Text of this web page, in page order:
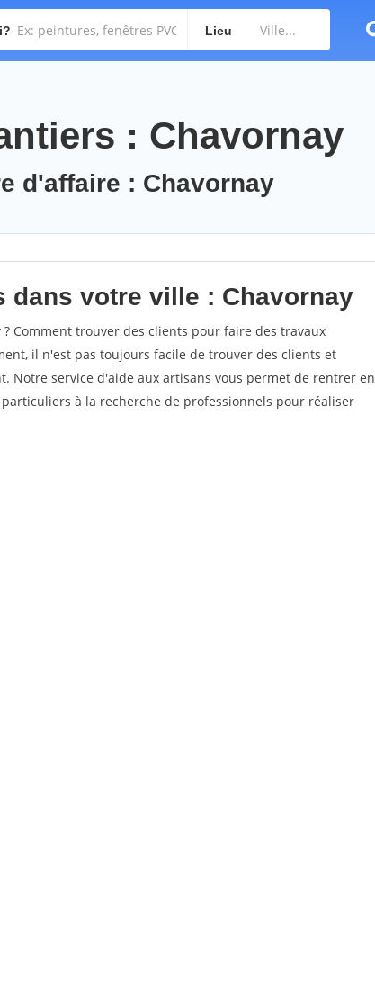
Lieu
: Chavornay
d'affaire : Chavornay
dans votre ville : Chavornay
Comment trouver des clients pour faire des travaux
il n'est pas toujours facile de trouver des clients et
Notre service d'aide aux artisans vous permet de rentrer en
à la recherche de professionnels pour réaliser